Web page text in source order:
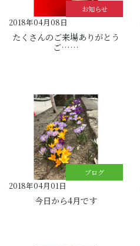
お知らせ
2018年04月08日
たくさんのご来場ありがとう
ご……
ブログ
2018年04月01日
今日から4月です